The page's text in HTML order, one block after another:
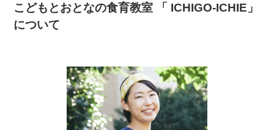
こどもとおとなの食育教室 「 ICHIGO-ICHIE」
について